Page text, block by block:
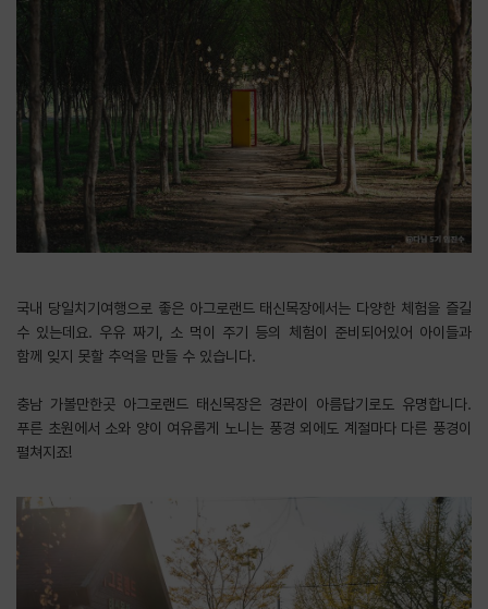
국내 당일치기여행으로 좋은 아그로랜드 태신목장에서는 다양한 체험을 즐길
수 있는데요. 우유 짜기, 소 먹이 주기 등의 체험이 준비되어있어 아이들과
함께 잊지 못할 추억을 만들 수 있습니다.
​충남 가볼만한곳 아그로랜드 태신목장은 경관이 아름답기로도 유명합니다.
푸른 초원에서 소와 양이 여유롭게 노니는 풍경 외에도 계절마다 다른 풍경이
펼쳐지죠!